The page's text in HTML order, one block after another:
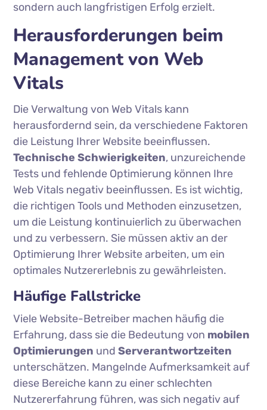
sondern auch langfristigen Erfolg erzielt.
Herausforderungen beim
Management von Web
Vitals
Die Verwaltung von Web Vitals kann
herausfordernd sein, da verschiedene Faktoren
die Leistung Ihrer Website beeinflussen.
Technische Schwierigkeiten, unzureichende
Tests und fehlende Optimierung können Ihre
Web Vitals negativ beeinflussen. Es ist wichtig,
die richtigen Tools und Methoden einzusetzen,
um die Leistung kontinuierlich zu überwachen
und zu verbessern. Sie müssen aktiv an der
Optimierung Ihrer Website arbeiten, um ein
optimales Nutzererlebnis zu gewährleisten.
Häufige Fallstricke
Viele Website-Betreiber machen häufig die
Erfahrung, dass sie die Bedeutung von mobilen
Optimierungen undServerantwortzeiten
unterschätzen. Mangelnde Aufmerksamkeit auf
diese Bereiche kann zu einer schlechten
Nutzererfahrung führen, was sich negativ auf